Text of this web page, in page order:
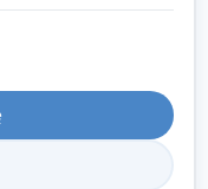
Każde
zaufania.